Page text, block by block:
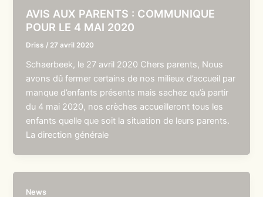
AVIS AUX PARENTS : COMMUNIQUE
POUR LE 4 MAI 2020
Driss / 27 avril 2020
Schaerbeek, le 27 avril 2020 Chers parents, Nous
avons dû fermer certains de nos milieux d’accueil par
manque d’enfants présents mais sachez qu’à partir
du 4 mai 2020, nos crèches accueilleront tous les
enfants quelle que soit la situation de leurs parents.
La direction générale
News